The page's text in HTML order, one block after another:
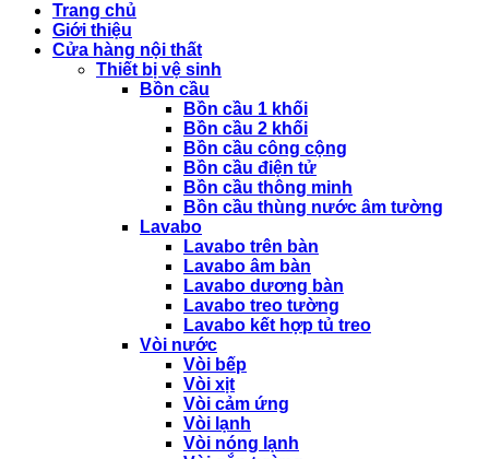
Trang chủ
Giới thiệu
Cửa hàng nội thất
Thiết bị vệ sinh
Bồn cầu
Bồn cầu 1 khối
Bồn cầu 2 khối
Bồn cầu công cộng
Bồn cầu điện tử
Bồn cầu thông minh
Bồn cầu thùng nước âm tường
Lavabo
Lavabo trên bàn
Lavabo âm bàn
Lavabo dương bàn
Lavabo treo tường
Lavabo kết hợp tủ treo
Vòi nước
Vòi bếp
Vòi xịt
Vòi cảm ứng
Vòi lạnh
Vòi nóng lạnh